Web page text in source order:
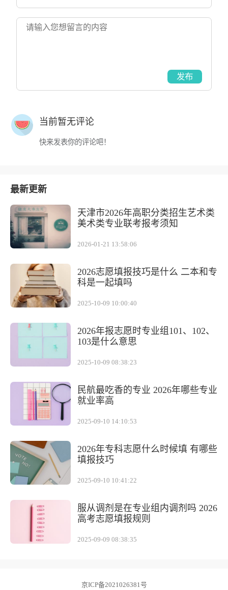
发布
当前暂无评论
快来发表你的评论吧！
最新更新
天津市2026年高职分类招生艺术类
美术类专业联考报考须知
2026-01-21 13:58:06
2026志愿填报技巧是什么 二本和专
科是一起填吗
2025-10-09 10:00:40
2026年报志愿时专业组101、102、
103是什么意思
2025-10-09 08:38:23
民航最吃香的专业 2026年哪些专业
就业率高
2025-09-10 14:10:53
2026年专科志愿什么时候填 有哪些
填报技巧
2025-09-10 10:41:22
服从调剂是在专业组内调剂吗 2026
高考志愿填报规则
2025-09-09 08:38:35
京ICP备2021026381号